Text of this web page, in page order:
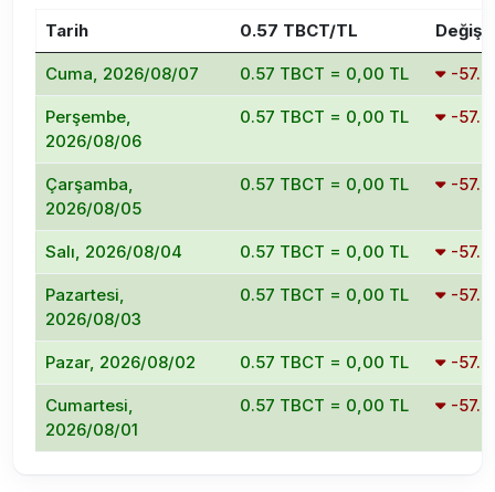
Tarih 0.57 TBCT/TL
Cuma, 2026/08/07 0.57 TBCT = 0,00 TL -
Perşembe,
2026/08/06
0.57 TBCT = 0,00 TL -
Çarşamba,
2026/08/05
0.57 TBCT = 0,00 TL -
Salı, 2026/08/04 0.57 TBCT = 0,00 TL -
Pazartesi,
2026/08/03
0.57 TBCT = 0,00 TL -
Pazar, 2026/08/02 0.57 TBCT = 0,00 TL -
Cumartesi,
2026/08/01
0.57 TBCT = 0,00 TL -